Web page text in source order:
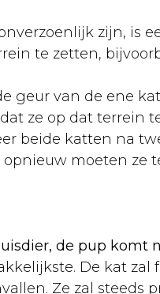
zijn, is
te zetten,
geur van de ene
ze op dat terrein
beide katten na
moeten ze
de pup komt
De kat
Ze zal